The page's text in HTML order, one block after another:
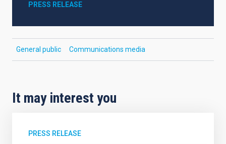
PRESS RELEASE
General public Communications media
It may interest you
PRESS RELEASE